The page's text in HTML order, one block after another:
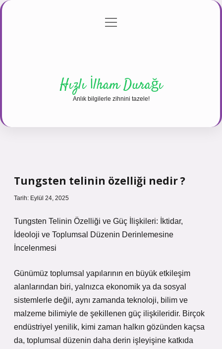
Gizlilik Politikası
menüyü
Hızlı İlham Durağı
Anlık bilgilerle zihnini tazele!
Tungsten telinin özelliği nedir ?
Tarih: Eylül 24, 2025
Tungsten Telinin Özelliği ve Güç İlişkileri: İktidar,
İdeoloji ve Toplumsal Düzenin Derinlemesine
İncelenmesi
Günümüz toplumsal yapılarının en büyük etkileşim
alanlarından biri, yalnızca ekonomik ya da sosyal
sistemlerle değil, aynı zamanda teknoloji, bilim ve
malzeme bilimiyle de şekillenen güç ilişkileridir. Birçok
endüstriyel yenilik, kimi zaman halkın gözünden kaçsa
da, toplumsal düzenin daha derin işleyişine katkıda